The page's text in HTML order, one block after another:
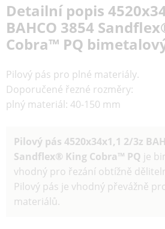
Detailní popis
BAHCO 3854
Cobra™ PQ
Pilový pás pro plné materiály.
Doporučené řezné rozměry:
plný materiál: 40-150 mm
Pilový pás 4520x34x1,1 2/3z
Sandflex® King Cobra™ PQ je
vhodný pro řezání obtížně
Pilový pás je vhodný převážně
materiálů.